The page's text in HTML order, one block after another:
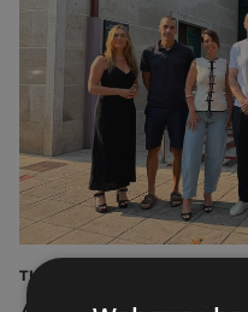
TURISMOA